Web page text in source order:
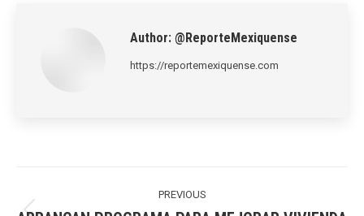
Author: @ReporteMexiquense
https://reportemexiquense.com
navigation
PREVIOUS